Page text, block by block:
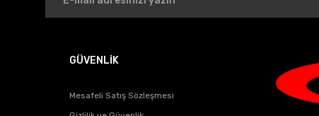
GÜVENLİK
Mesafeli Satış Sözleşmesi